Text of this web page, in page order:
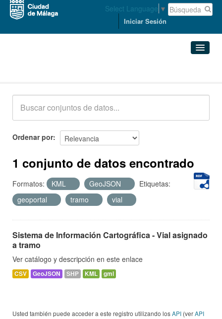
Select Language ▼
Iniciar Sesión
Acerca de
Ordenar por
1 conjunto de datos encontrado
Formatos: KML GeoJSON
Etiquetas:
geoportal
tramo vial
Sistema de Información Cartográfica - Vial asignado
a tramo
Ver catálogo y descripción en este enlace
CSV GeoJSON SHP KML gml
Usted también puede acceder a este registro utilizando losAPI (verAPI